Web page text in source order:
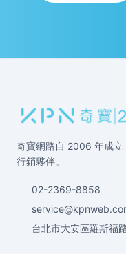
奇寶網路自 2006 年成立
行銷夥伴。
02-2369-8858
台北市大安區羅斯福